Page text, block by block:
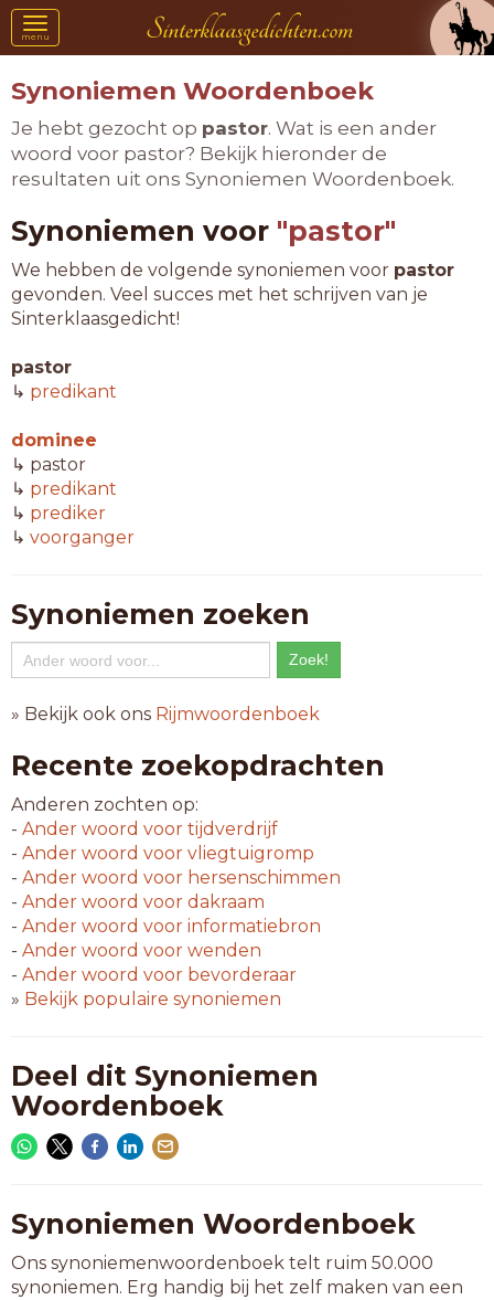
Toggle
navigation
menu
Synoniemen Woordenboek
Je hebt gezocht op pastor. Wat is een ander
woord voor pastor? Bekijk hieronder de
resultaten uit ons Synoniemen Woordenboek.
Synoniemen voor "pastor"
We hebben de volgende synoniemen voor pastor
gevonden. Veel succes met het schrijven van je
Sinterklaasgedicht!
pastor
↳ predikant
dominee
↳ pastor
↳ predikant
↳ prediker
↳ voorganger
Synoniemen zoeken
» Bekijk ook ons Rijmwoordenboek
Recente zoekopdrachten
Anderen zochten op:
- Ander woord voor tijdverdrijf
- Ander woord voor vliegtuigromp
- Ander woord voor hersenschimmen
- Ander woord voor dakraam
- Ander woord voor informatiebron
- Ander woord voor wenden
- Ander woord voor bevorderaar
» Bekijk populaire synoniemen
Deel dit Synoniemen
Woordenboek
Synoniemen Woordenboek
Ons synoniemenwoordenboek telt ruim 50.000
synoniemen. Erg handig bij het zelf maken van een